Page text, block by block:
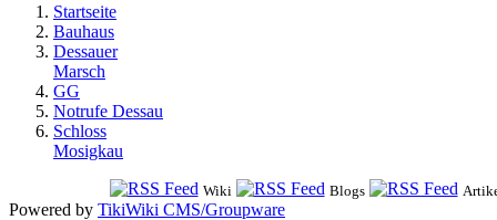
Startseite
Bauhaus
Dessauer
Marsch
GG
Notrufe Dessau
Schloss
Mosigkau
Wiki Blogs
Powered by TikiWiki CMS/Groupware